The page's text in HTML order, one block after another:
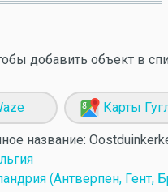
добавить объект в
Карты
название:
(Антверпен, Гент,